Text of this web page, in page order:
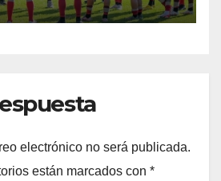
electrónico no será publicada.
están marcados con *